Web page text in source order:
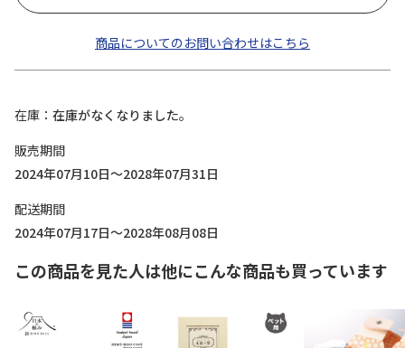
商品についてのお問い合わせはこちら
在庫
在庫がなくなりました。
販売期間
2024年07月10日～2028年07月31日
配送期間
2024年07月17日～2028年08月08日
この商品を見た人は他にこんな商品も買っています